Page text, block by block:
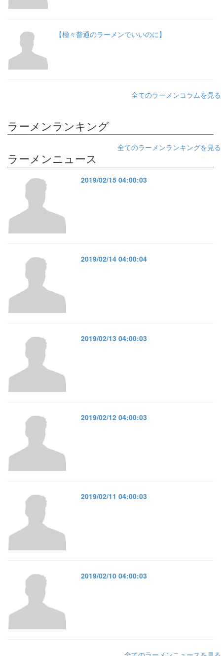
【極々普通のラーメンでいいのに】
全てのラーメンコラムを見る
ラーメンランキング
全てのラーメンランキングを見る
ラーメンニュース
2019/02/15 04:00:03
2019/02/14 04:00:04
2019/02/13 04:00:03
2019/02/12 04:00:03
2019/02/11 04:00:03
2019/02/10 04:00:03